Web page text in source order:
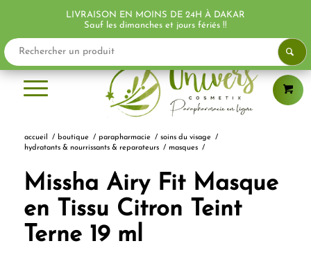
accueil / boutique / parapharmacie / soins du visage
/
hydratants & nourrissants & reparateurs / masques /
Missha Airy Fit Masque
en Tissu Citron Teint
Terne 19 ml
LIVRAISON EN MOINS DE 24H À DAKAR
Sauf les dimanches et jours fériés !!